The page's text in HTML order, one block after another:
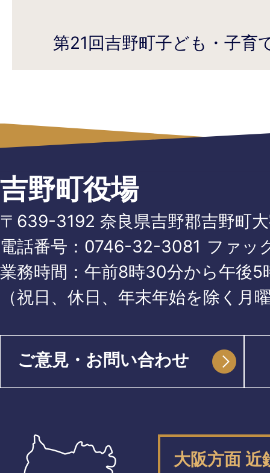
第21回吉野町子ども・子育
吉野町役場
〒639-3192 奈良県吉野郡吉野町
電話番号： 0746-32-3081 ファッ
業務時間：午前8時30分から午後5
（祝日、休日、年末年始を除く月
ご意見・お問い合わせ
大阪方面